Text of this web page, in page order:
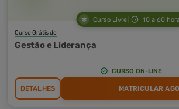
Curso Livre 10 a 60
Curso Grátis de
Gestão e Liderança
CURSO ON-LINE
DETALHES MATRICULAR